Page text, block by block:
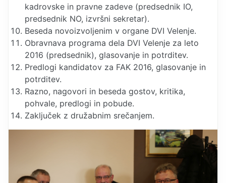
kadrovske in pravne zadeve (predsednik IO,
predsednik NO, izvršni sekretar).
Beseda novoizvoljenim v organe DVI Velenje.
Obravnava programa dela DVI Velenje za leto
2016 (predsednik), glasovanje in potrditev.
Predlogi kandidatov za FAK 2016, glasovanje in
potrditev.
Razno, nagovori in beseda gostov, kritika,
pohvale, predlogi in pobude.
Zaključek z družabnim srečanjem.